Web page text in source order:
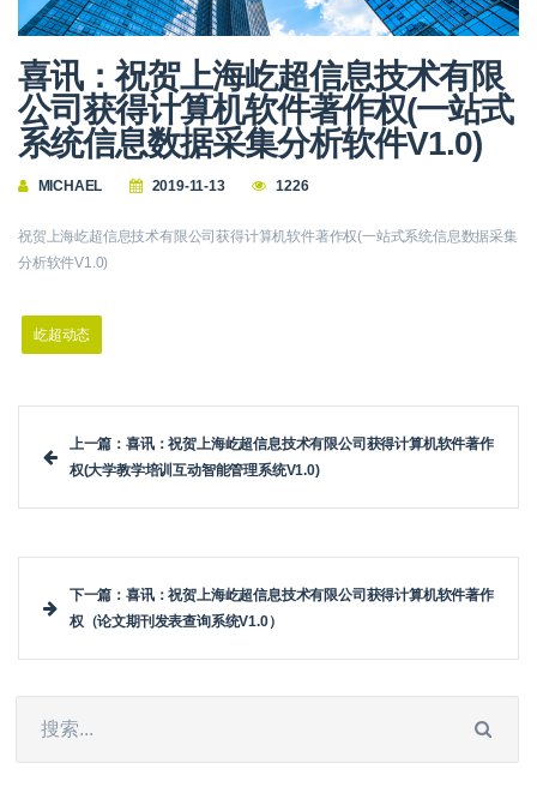
喜讯：祝贺上海屹超信息技术有限
公司获得计算机软件著作权(一站式
系统信息数据采集分析软件V1.0)
MICHAEL 2019-11-13 1226
祝贺上海屹超信息技术有限公司获得计算机软件著作权(一站式系统信息数据采集
分析软件V1.0)
屹超动态
上一篇：喜讯：祝贺上海屹超信息技术有限公司获得计算机软件著作
权(大学教学培训互动智能管理系统V1.0)
下一篇：喜讯：祝贺上海屹超信息技术有限公司获得计算机软件著作
权（论文期刊发表查询系统V1.0）